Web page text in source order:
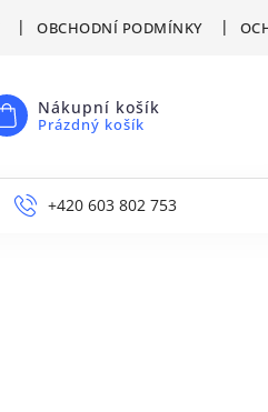
OBCHODNÍ PODMÍNKY
Nákupní košík
Prázdný košík
NAPIŠTE NÁM
+420 603 802 753